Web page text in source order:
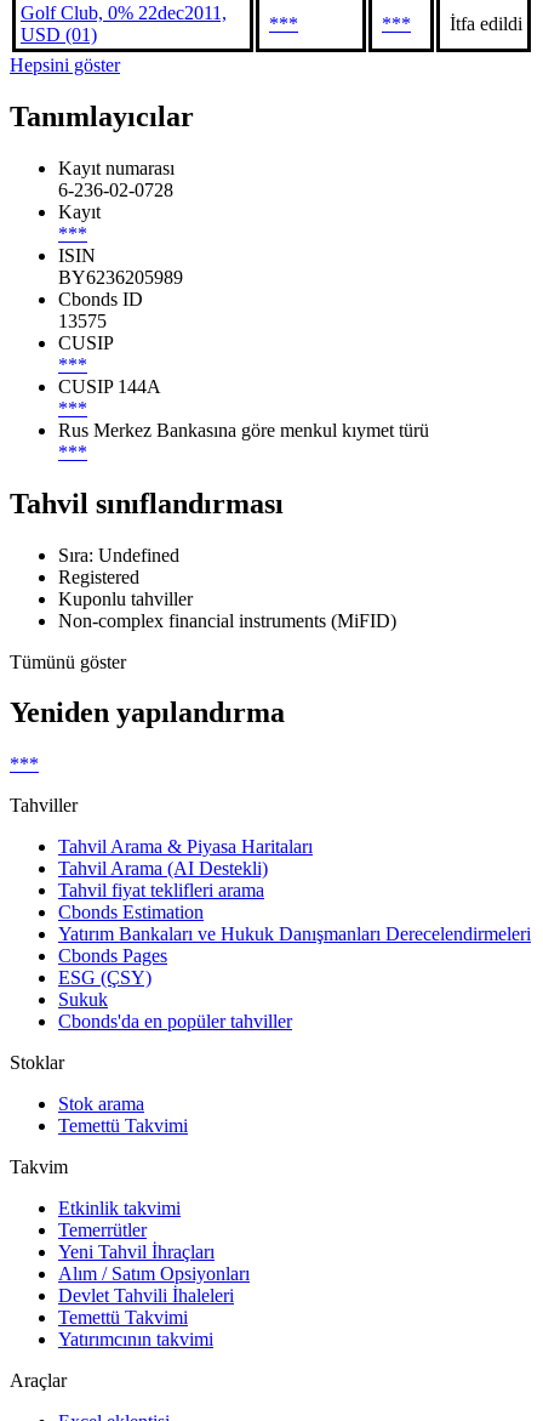
Golf Club, 0% 22dec2011,
USD (01)
*** ***
İtfa edildi
Hepsini göster
Tanımlayıcılar
Kayıt numarası
6-236-02-0728
Kayıt
***
ISIN
BY6236205989
Cbonds ID
13575
CUSIP
***
CUSIP 144A
***
Rus Merkez Bankasına göre menkul kıymet türü
***
Tahvil sınıflandırması
Sıra: Undefined
Registered
Kuponlu tahviller
Non-complex financial instruments (MiFID)
Tümünü göster
Yeniden yapılandırma
***
Tahviller
Tahvil Arama & Piyasa Haritaları
Tahvil Arama (AI Destekli)
Tahvil fiyat teklifleri arama
Cbonds Estimation
Yatırım Bankaları ve Hukuk Danışmanları Derecelendirmeleri
Cbonds Pages
ESG (ÇSY)
Sukuk
Cbonds'da en popüler tahviller
Stoklar
Stok arama
Temettü Takvimi
Takvim
Etkinlik takvimi
Temerrütler
Yeni Tahvil İhraçları
Alım / Satım Opsiyonları
Devlet Tahvili İhaleleri
Temettü Takvimi
Yatırımcının takvimi
Araçlar